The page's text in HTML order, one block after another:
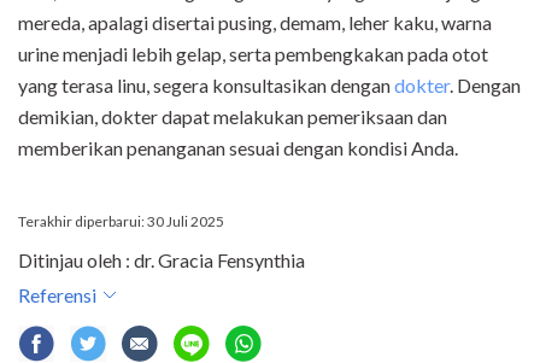
mereda, apalagi disertai pusing, demam, leher kaku, warna
urine menjadi lebih gelap, serta pembengkakan pada otot
yang terasa linu, segera konsultasikan dengandokter. Dengan
demikian, dokter dapat melakukan pemeriksaan dan
memberikan penanganan sesuai dengan kondisi Anda.
Terakhir diperbarui: 30 Juli 2025